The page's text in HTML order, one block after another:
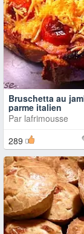
Bruschetta au
parme italien
Par lafrimousse
289